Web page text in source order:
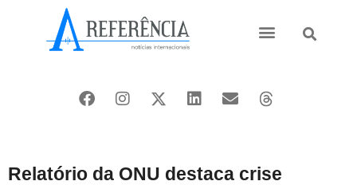
Relatório da ONU destaca crise